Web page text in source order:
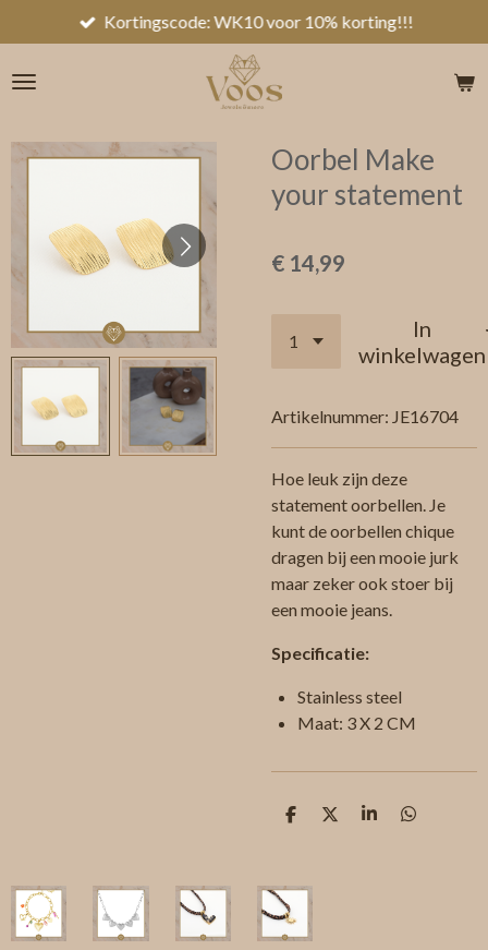
direct
naar
Kortingscode: WK10 voor 10% korting!!!
Oorbel Make
your statement
€ 14,99
In
winkelwagen
Artikelnummer: JE16704
Hoe leuk zijn deze
statement oorbellen. Je
kunt de oorbellen chique
dragen bij een mooie jurk
maar zeker ook stoer bij
een mooie jeans.
Specificatie:
Stainless steel
Maat: 3 X 2 CM
D
n
D
S
D